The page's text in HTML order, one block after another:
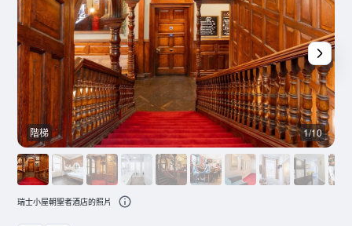
階梯 1/10
瑞士小屋朝聖者酒店的照片